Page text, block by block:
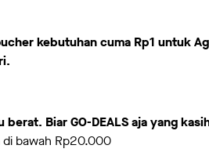
kebutuhan cuma Rp1 untuk
Biar GO-DEALS aja yang
di bawah Rp20.000